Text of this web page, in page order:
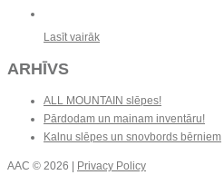
Lasīt vairāk
ARHĪVS
ALL MOUNTAIN slēpes!
Pārdodam un mainam inventāru!
Kalnu slēpes un snovbords bērniem
AAC © 2026 | Privacy Policy